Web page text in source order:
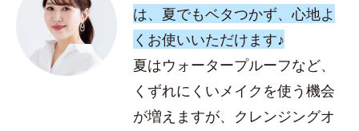
は、夏でもベタつかず、心地よ
くお使いいただけます♪
夏はウォータープルーフなど、
くずれにくいメイクを使う機会
が増えますが、クレンジングオ